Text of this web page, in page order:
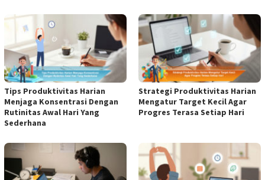
Tips Produktivitas Harian
Menjaga Konsentrasi Dengan
Rutinitas Awal Hari Yang
Sederhana
Strategi Produktivitas Harian
Mengatur Target Kecil Agar
Progres Terasa Setiap Hari